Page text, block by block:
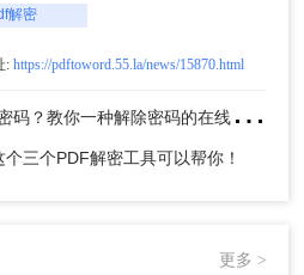
解密
: https://pdftoword.55.la/news/15870.html
上
一篇：pdf如何去掉编辑密码？教你一种解除密码的在线方法！
三个PDF解密工具可以帮你！
更多 >